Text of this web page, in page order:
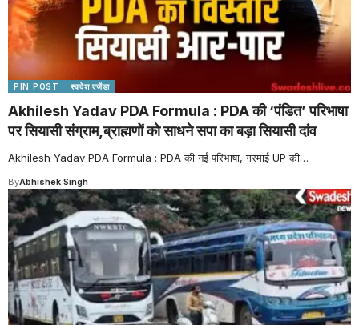
PIN POST स्वदेश एजेंडा
Akhilesh Yadav PDA Formula : PDA की ‘पंडित’ परिभाषा
पर सियासी संग्राम,ब्राह्मणों को साधने सपा का बड़ा सियासी दांव
Akhilesh Yadav PDA Formula : PDA की नई परिभाषा, गरमाई UP की…
ByAbhishek Singh